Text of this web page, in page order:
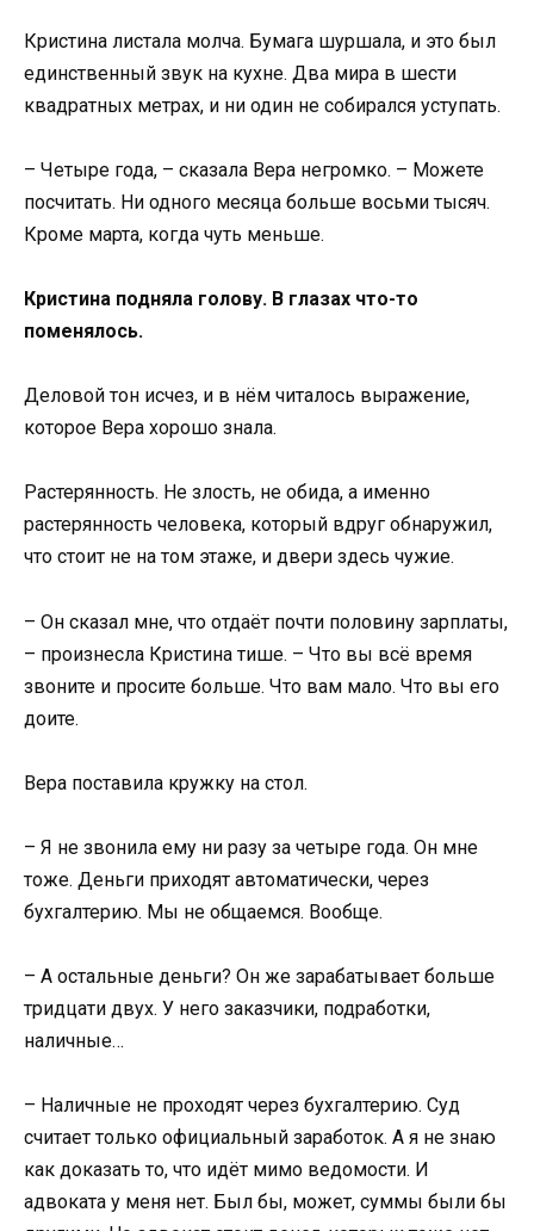
Кристина листала молча. Бумага шуршала, и это был
единственный звук на кухне. Два мира в шести
квадратных метрах, и ни один не собирался уступать.
– Четыре года, – сказала Вера негромко. – Можете
посчитать. Ни одного месяца больше восьми тысяч.
Кроме марта, когда чуть меньше.
Кристина подняла голову. В глазах что-то
поменялось.
Деловой тон исчез, и в нём читалось выражение,
которое Вера хорошо знала.
Растерянность. Не злость, не обида, а именно
растерянность человека, который вдруг обнаружил,
что стоит не на том этаже, и двери здесь чужие.
– Он сказал мне, что отдаёт почти половину зарплаты,
– произнесла Кристина тише. – Что вы всё время
звоните и просите больше. Что вам мало. Что вы его
доите.
Вера поставила кружку на стол.
– Я не звонила ему ни разу за четыре года. Он мне
тоже. Деньги приходят автоматически, через
бухгалтерию. Мы не общаемся. Вообще.
– А остальные деньги? Он же зарабатывает больше
тридцати двух. У него заказчики, подработки,
наличные…
– Наличные не проходят через бухгалтерию. Суд
считает только официальный заработок. А я не знаю
как доказать то, что идёт мимо ведомости. И
адвоката у меня нет. Был бы, может, суммы были бы